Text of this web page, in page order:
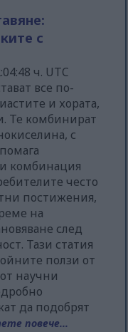
с
ч. UTC
все по-
и хората,
Те комбинират
с
комбинация
често
постижения,
на
след
Тази статия
ползи от
научни
да подобрят
повече...